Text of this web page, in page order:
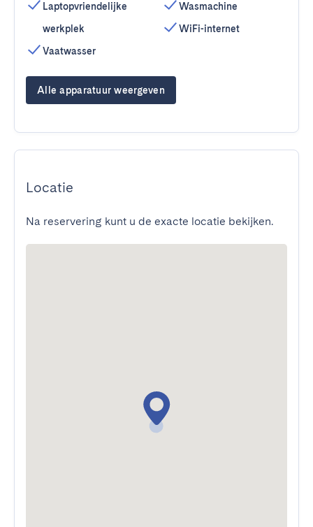
Laptopvriendelijke
werkplek
Vaatwasser
Wasmachine
WiFi-internet
Alle apparatuur weergeven
Locatie
Na reservering kunt u de exacte locatie bekijken.